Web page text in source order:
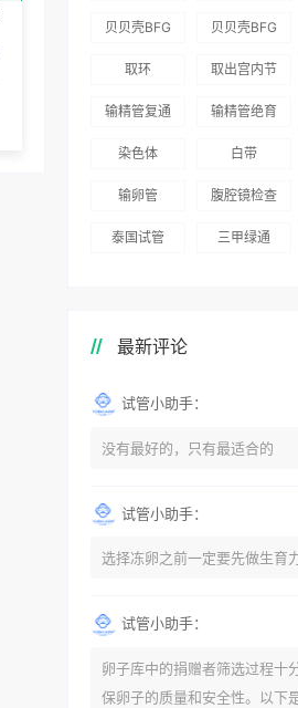
坦就诊患者
96.3%，“医
得分最高
贝贝壳BFG
资源库志愿
贝贝壳BFG
海外辅助生
取环
取出宫内节
输精管复通
输精管绝育
染色体 白带
输卵管 腹腔镜检查
泰国试管 三甲绿通
最新评论
试管小助手：
没有最好的，只有最适合的
试管小助手：
选择冻卵之前一定要先做生育
试管小助手：
卵子库中的捐赠者筛选过程十
保卵子的质量和安全性。以下